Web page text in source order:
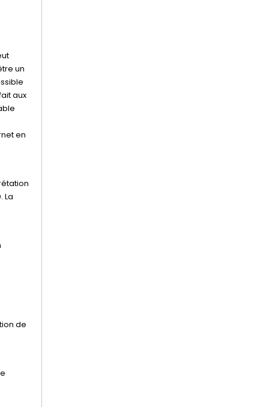
un
aux
en
La
de